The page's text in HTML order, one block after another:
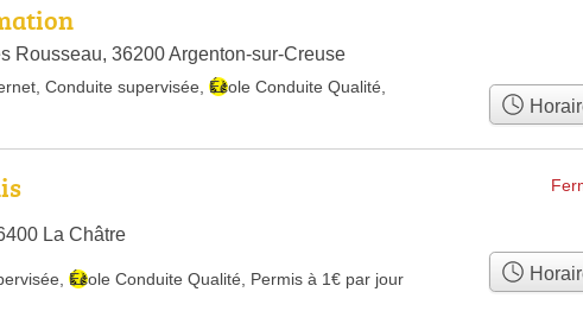
Rousseau, 36200 Argenton-sur-Creuse
, Conduite supervisée, École Conduite Qualité,
La Châtre
, École Conduite Qualité, Permis à 1€ par jour